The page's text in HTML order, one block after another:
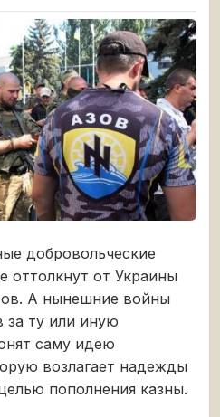
добровольческие
оттолкнут от Украины
А нынешние войны
за ту или иную
саму идею
возлагает надежды
пополнения казны.